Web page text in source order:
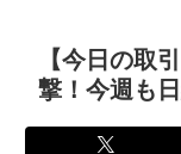
【今日の取
撃！今週も